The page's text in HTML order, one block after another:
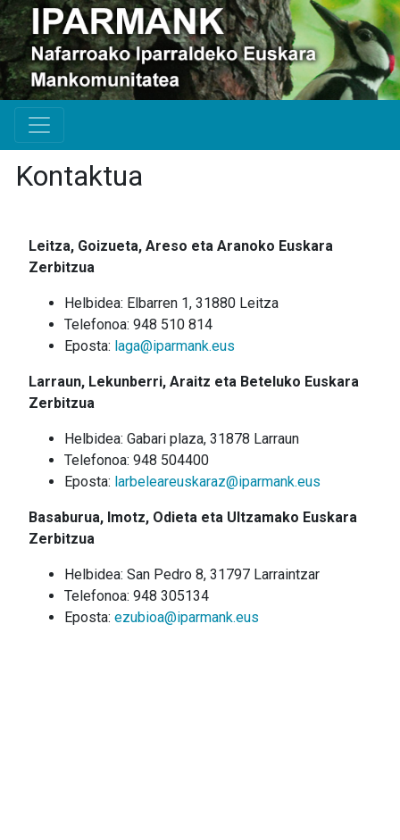
Kontaktua
Leitza, Goizueta, Areso eta Aranoko Euskara
Zerbitzua
Helbidea: Elbarren 1, 31880 Leitza
Telefonoa: 948 510 814
Eposta: laga@iparmank.eus
Larraun, Lekunberri, Araitz eta Beteluko Euskara
Zerbitzua
Helbidea: Gabari plaza, 31878 Larraun
Telefonoa: 948 504400
Eposta: larbeleareuskaraz@iparmank.eus
Basaburua, Imotz, Odieta eta Ultzamako Euskara
Zerbitzua
Helbidea: San Pedro 8, 31797 Larraintzar
Telefonoa: 948 305134
Eposta: ezubioa@iparmank.eus